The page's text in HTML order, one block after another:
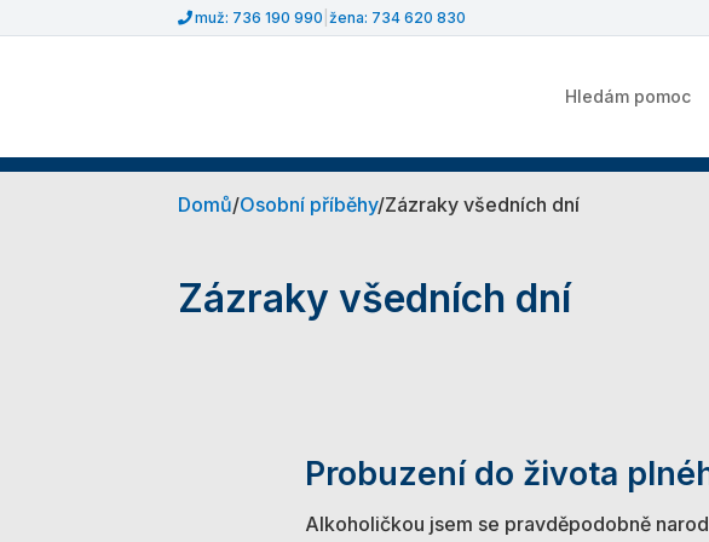
muž: 736 190 990 |žena: 734 620 830
Hledám pomoc
Domů/Osobní příběhy/Zázraky všedních dní
Zázraky všedních dní
Probuzení do života
Alkoholičkou jsem se pravděpodobně